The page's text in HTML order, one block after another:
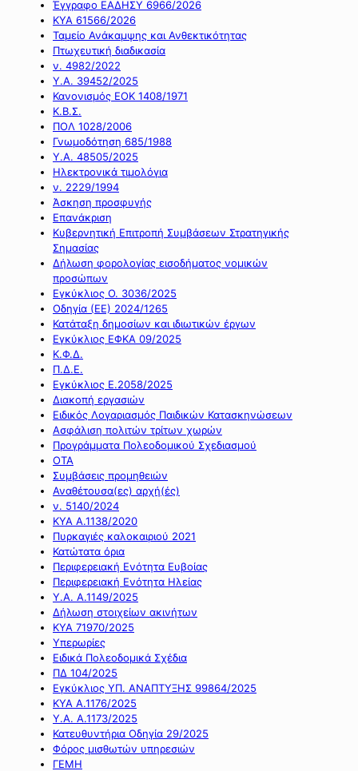
Έγγραφο ΕΑΔΗΣΥ 6966/2026
ΚΥΑ 61566/2026
Ταμείο Ανάκαμψης και Ανθεκτικότητας
Πτωχευτική διαδικασία
ν. 4982/2022
Υ.Α. 39452/2025
Κανονισμός ΕΟΚ 1408/1971
Κ.Β.Σ.
ΠΟΛ 1028/2006
Γνωμοδότηση 685/1988
Υ.Α. 48505/2025
Ηλεκτρονικά τιμολόγια
ν. 2229/1994
Άσκηση προσφυγής
Επανάκριση
Κυβερνητική Επιτροπή Συμβάσεων Στρατηγικής
Σημασίας
Δήλωση φορολογίας εισοδήματος νομικών
προσώπων
Εγκύκλιος Ο. 3036/2025
Οδηγία (ΕΕ) 2024/1265
Κατάταξη δημοσίων και ιδιωτικών έργων
Εγκύκλιος ΕΦΚΑ 09/2025
Κ.Φ.Δ.
Π.Δ.Ε.
Εγκύκλιος Ε.2058/2025
Διακοπή εργασιών
Ειδικός Λογαριασμός Παιδικών Κατασκηνώσεων
Ασφάλιση πολιτών τρίτων χωρών
Προγράμματα Πολεοδομικού Σχεδιασμού
ΟΤΑ
Συμβάσεις προμηθειών
Αναθέτουσα(ες) αρχή(ές)
ν. 5140/2024
ΚΥΑ Α.1138/2020
Πυρκαγιές καλοκαιριού 2021
Κατώτατα όρια
Περιφερειακή Ενότητα Ευβοίας
Περιφερειακή Ενότητα Ηλείας
Υ.Α. Α.1149/2025
Δήλωση στοιχείων ακινήτων
ΚΥΑ 71970/2025
Υπερωρίες
Ειδικά Πολεοδομικά Σχέδια
ΠΔ 104/2025
Εγκύκλιος ΥΠ. ΑΝΑΠΤΥΞΗΣ 99864/2025
ΚΥΑ Α.1176/2025
Υ.Α. Α.1173/2025
Κατευθυντήρια Οδηγία 29/2025
Φόρος μισθωτών υπηρεσιών
ΓΕΜΗ